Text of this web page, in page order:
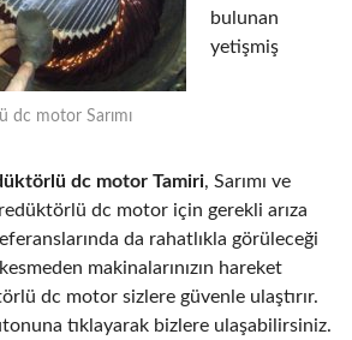
dc motor Sarımı
bulunan
yetişmiş
dc motor Tamiri, Sarımı ve
redüktörlü dc motor için gerekli arıza
da rahatlıkla görüleceği
makinalarınızın hareket
dc motor sizlere güvenle ulaştırır.
tıklayarak bizlere ulaşabilirsiniz.